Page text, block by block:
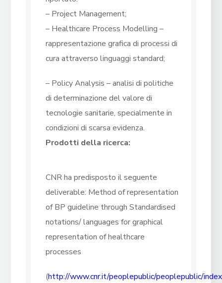
– Project Management;
– Healthcare Process Modelling –
rappresentazione grafica di processi di
cura attraverso linguaggi standard;
– Policy Analysis – analisi di politiche
di determinazione del valore di
tecnologie sanitarie, specialmente in
condizioni di scarsa evidenza.
Prodotti della ricerca:
CNR ha predisposto il seguente
deliverable: Method of representation
of BP guideline through Standardised
notations/ languages for graphical
representation of healthcare
processes
(http://www.cnr.it/peoplepublic/peoplepublic/